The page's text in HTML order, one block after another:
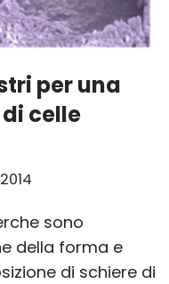
per una
celle
sono
della forma e
di schiere di